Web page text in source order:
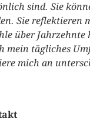
sind. Sie
Sie reflektieren
über
mein tägliches
mich an